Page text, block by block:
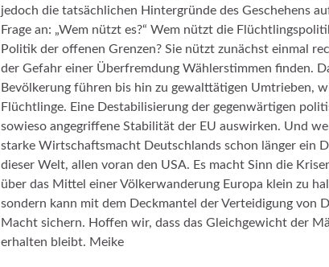
jedoch die tatsächlichen Hintergründe des Geschehens
Frage an: „Wem nützt es?“ Wem nützt die
Politik der offenen Grenzen? Sie nützt zunächst einmal
der Gefahr einer Überfremdung Wählerstimmen finden.
Bevölkerung führen bis hin zu gewalttätigen Umtrieben,
Flüchtlinge. Eine Destabilisierung der gegenwärtigen
sowieso angegriffene Stabilität der EU auswirken. Und
starke Wirtschaftsmacht Deutschlands schon länger ein
dieser Welt, allen voran den USA. Es macht Sinn die
über das Mittel einer Völkerwanderung Europa klein zu
sondern kann mit dem Deckmantel der Verteidigung von
Macht sichern. Hoffen wir, dass das Gleichgewicht der
erhalten bleibt. Meike